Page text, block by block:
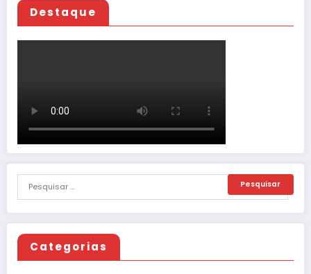
Destaque
Categorias